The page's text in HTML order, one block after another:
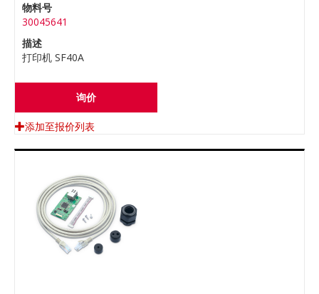
物料号
30045641
描述
打印机 SF40A
询价
添加至报价列表